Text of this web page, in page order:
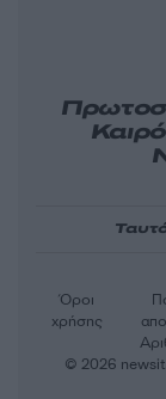
Όροι
χρήσης
© 2026